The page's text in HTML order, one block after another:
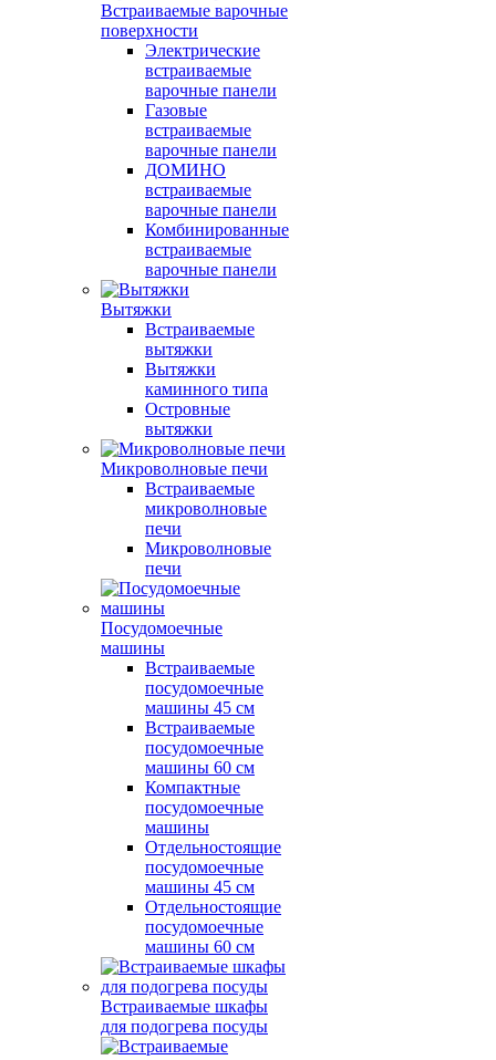
Встраиваемые варочные
поверхности
Электрические
встраиваемые
варочные панели
Газовые
встраиваемые
варочные панели
ДОМИНО
встраиваемые
варочные панели
Комбинированные
встраиваемые
варочные панели
Вытяжки
Встраиваемые
вытяжки
Вытяжки
каминного типа
Островные
вытяжки
Микроволновые печи
Встраиваемые
микроволновые
печи
Микроволновые
печи
Посудомоечные
машины
Встраиваемые
посудомоечные
машины 45 см
Встраиваемые
посудомоечные
машины 60 см
Компактные
посудомоечные
машины
Отдельностоящие
посудомоечные
машины 45 см
Отдельностоящие
посудомоечные
машины 60 см
Встраиваемые шкафы
для подогрева посуды